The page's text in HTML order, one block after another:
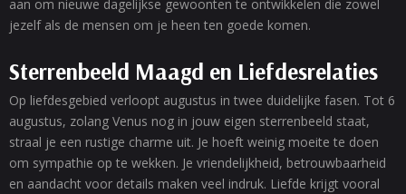
aan om nieuwe dagelijkse gewoonten te ontwikkelen die zowel
jezelf als de mensen om je heen ten goede komen.
Sterrenbeeld Maagd en Liefdesrelaties
Op liefdesgebied verloopt augustus in twee duidelijke fasen. Tot 6
augustus, zolang Venus nog in jouw eigen sterrenbeeld staat,
straal je een rustige charme uit. Je hoeft weinig moeite te doen
om sympathie op te wekken. Je vriendelijkheid, betrouwbaarheid
en aandacht voor details maken veel indruk. Liefde krijgt vooral